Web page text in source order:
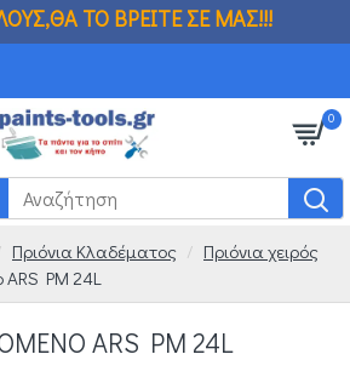
ΒΡΕΙΤΕ ΣΕ ΜΑΣ!!!
0
Πριόνια Κλαδέματος
Πριόνια χειρός
ARS PM 24L
ARS PM 24L